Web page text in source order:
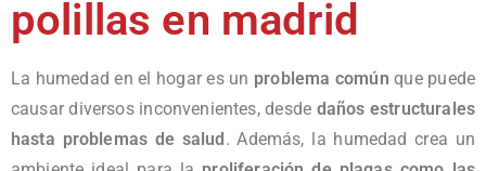
polillas en madrid
La humedad en el hogar es un problema común que puede
causar diversos inconvenientes, desde daños estructurales
hasta problemas de salud. Además, la humedad crea un